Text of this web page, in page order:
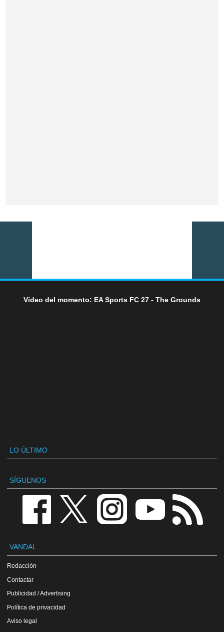
Vídeo del momento: EA Sports FC 27 - The Grounds
LO ÚLTIMO
SÍGUENOS
VANDAL
Redacción
Contactar
Publicidad / Advertising
Política de privacidad
Aviso legal